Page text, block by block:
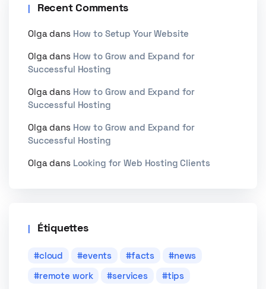
Recent Comments
Olgadans How to Setup Your Website
Olgadans How to Grow and Expand for
Successful Hosting
Olgadans How to Grow and Expand for
Successful Hosting
Olgadans How to Grow and Expand for
Successful Hosting
Olgadans Looking for Web Hosting Clients
Étiquettes
cloud events facts
news
remote work
services tips